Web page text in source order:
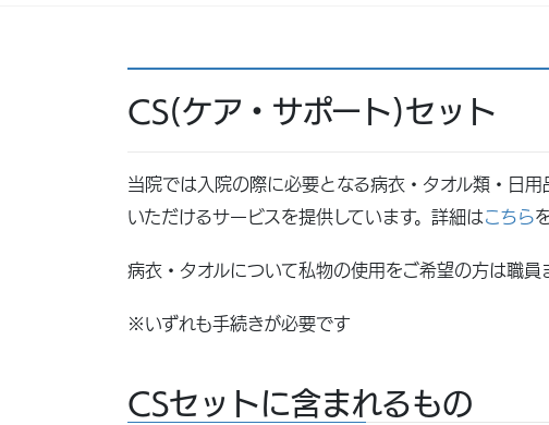
CS(ケア・サポート)セット
当院では入院の際に必要となる病衣・タオル類・日
いただけるサービスを提供しています。詳細はこちら
病衣・タオルについて私物の使用をご希望の方は職員
※いずれも手続きが必要です
CSセットに含まれるもの